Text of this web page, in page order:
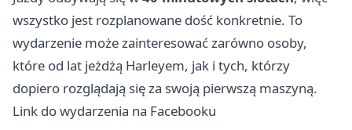
wszystko jest rozplanowane dość konkretnie. To
wydarzenie może zainteresować zarówno osoby,
które od lat jeżdżą Harleyem, jak i tych, którzy
dopiero rozglądają się za swoją pierwszą maszyną.
Link do wydarzenia na Facebooku